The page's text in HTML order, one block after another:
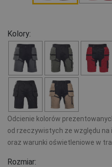
Kolory:
Odcienie kolorów
od rzeczywistych ze względu
oraz warunki oświetleniowe w
Rozmiar: